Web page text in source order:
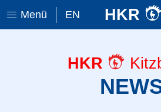
Menü EN HKR
HKR